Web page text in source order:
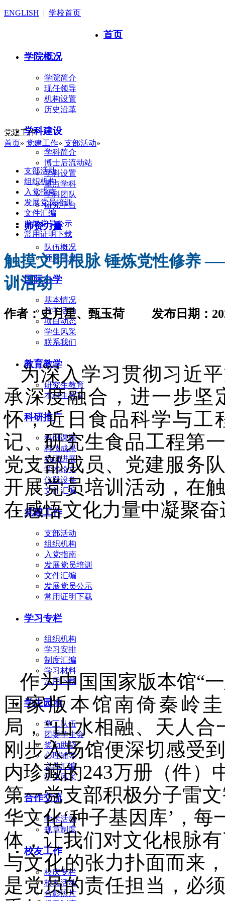
ENGLISH | 学校首页
首页
学院概况
学院简介
现任领导
机构设置
历史沿革
学科建设
学科简介
博士后流动站
学科设置
重点学科
学科团队
研究平台
师资力量
队伍概况
师资信息
国际办学
基本情况
教学活动
项目动态
学生风采
联系我们
教育教学
研究生教育
本科生教育
科研推广
科研课题
科技成果
科研进展
学术论文
仪器设备
文件汇编
党建工作
支部活动
组织机构
入党指南
发展党员培训
文件汇编
发展党员公示
常用证明下载
学习专栏
组织机构
学习安排
制度汇编
学习材料
常用下载
学生园地
学工队伍
团委学生会
奖勤助贷
心理辅导
文件汇编
学生风采
合作交流
学术活动
规章制度
校友工作
校庆专栏
校友活动
合影照片
党建工作
首页» 党建工作» 支部活动»
支部活动
组织机构
入党指南
发展党员培训
文件汇编
发展党员公示
常用证明下载
触摸文明根脉 锤炼党性修养
训活动
作者：史月星、甄玉荷 发布日期：
为深入学习贯彻习近
承深度融合，进一步坚
怀，近日食品科学与工
记、研究生食品工程第
党支部成员、党建服务
开展党员培训活动，在
在感悟文化力量中凝聚
作为中国国家版本馆“
国家版本馆南倚秦岭
局，“山水相融、天人
刚步入场馆便深切感受
内珍藏的243万册（件）
第一党支部积极分子雷
华文化‘种子基因库’，
体，让我们对文化根脉
与文化的张力扑面而来
是党员的责任担当，必